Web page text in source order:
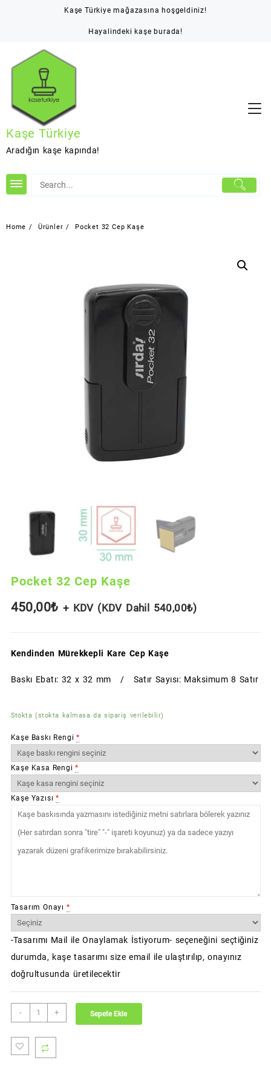
Kaşe Türkiye mağazasına hoşgeldiniz!
Hayalindeki kaşe burada!
Kaşe Türkiye
Aradığın kaşe kapında!
Home Ürünler Pocket 32 Cep Kaşe
Pocket 32 Cep Kaşe
450,00₺ + KDV (KDV Dahil 540,00₺)
Kendinden Mürekkepli Kare Cep Kaşe
Baskı Ebatı: 32 x 32 mm / Satır Sayısı: Maksimum 8 Satır
Stokta (stokta kalmasa da sipariş verilebilir)
Kaşe Baskı Rengi *
Kaşe Kasa Rengi *
Kaşe Yazısı *
Tasarım Onayı *
-Tasarımı Mail ile Onaylamak İstiyorum- seçeneğini seçtiğiniz
durumda, kaşe tasarımı size email ile ulaştırılıp, onayınız
doğrultusunda üretilecektir
-
Pocket
32
Kaşe
adet
+ Sepete Ekle